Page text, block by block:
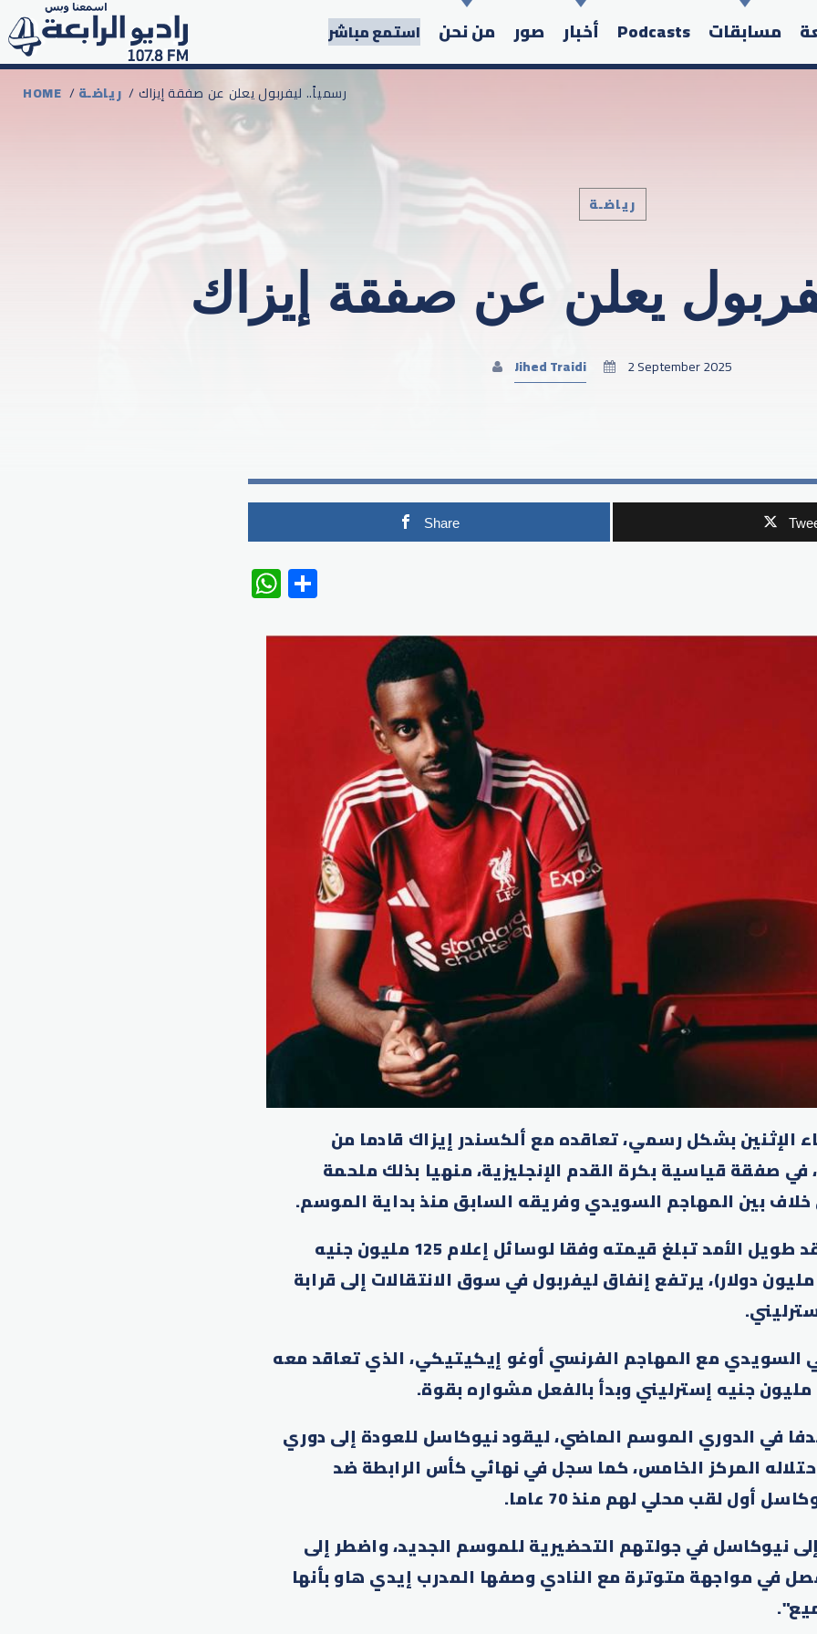
مسابقات Podcasts أخبار صور من نحن استمع مباشر
Search in the website:
HOME /رياضـة / رسمياً.. ليفربول يعلن عن صفقة إيزاك
رياضـة
يعلن عن صفقة إيزاك
Jihed Traidi 2 September 2025
Share
WhatsApp
الإثنين بشكل رسمي، تعاقده مع ألكسندر إيزاك قادما من
في صفقة قياسية بكرة القدم الإنجليزية، منهيا بذلك ملحمة
بين المهاجم السويدي وفريقه السابق منذ بداية الموسم.
وبضم إيزاك في عقد طويل الأمد تبلغ قيمته وفقا لوسائل إعلام 125 مليون جنيه
(168.86 مليون دولار)، يرتفع إنفاق ليفربول في سوق الانتقالات إلى قرابة
السويدي مع المهاجم الفرنسي أوغو إيكيتيكي، الذي تعاقد معه
إيزاك 23 هدفا في الدوري الموسم الماضي، ليقود نيوكاسل للعودة إلى دوري
المركز الخامس، كما سجل في نهائي كأس الرابطة ضد
أول لقب محلي لهم منذ 70 عاما.
نيوكاسل في جولتهم التحضيرية للموسم الجديد، واضطر إلى
في مواجهة متوترة مع النادي وصفها المدرب إيدي هاو بأنها